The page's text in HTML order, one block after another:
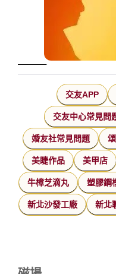
交友APP
交友中心常見問
婚友社常見問題
美睫作品 美甲店
牛樟芝滴丸 塑膠鋼
新北沙發工廠 新北